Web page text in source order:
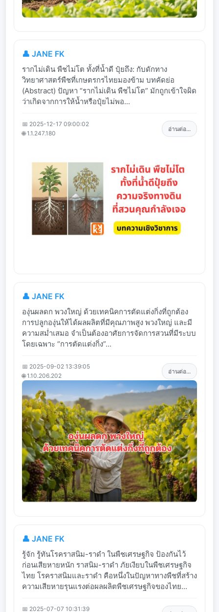
👤 JANE FK
รากไม่เดิน พืชไม่โต ทั้งที่น้ำดี ปุ๋ยถึง: กับดักทาง
วิทยาศาสตร์พืชที่เกษตรกรไทยมองข้าม บทคัดย่อ
(Abstract) ปัญหา “รากไม่เดิน พืชไม่โต” มักถูกเข้าใจผิด
ว่าเกิดจากการให้น้ำหรือปุ๋ยไม่พอ...
📅 2025-12-17 09:00:02
🌐 1.1.247.180
อ่านต่อ...
👤 JANE FK
องุ่นผลดก พวงใหญ่ ด้วยเทคนิคการตัดแต่งกิ่งที่ถูกต้อง
การปลูกองุ่นให้ได้ผลผลิตที่มีคุณภาพสูง พวงใหญ่ และมี
ความสม่ำเสมอ จำเป็นต้องอาศัยการจัดการสวนที่มีระบบ
โดยเฉพาะ “การตัดแต่งกิ่ง”...
📅 2025-09-02 13:39:05
🌐 1.10.206.202
อ่านต่อ...
👤 JANE FK
รู้จัก รู้ทันโรคราสนิม-ราดำ ในพืชเศรษฐกิจ ป้องกันไว้
ก่อนเสียหายหนัก ราสนิม-ราดำ ภัยเงียบในพืชเศรษฐกิจ
ไทย โรคราสนิมและราดำ คือหนึ่งในปัญหาทางพืชที่สร้าง
ความเสียหายรุนแรงต่อผลผลิตพืชเศรษฐกิจของไทย...
📅 2025-07-07 10:31:39